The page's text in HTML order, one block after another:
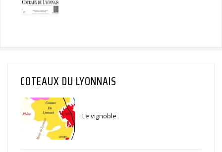
COTEAUX DU LYONNAIS
Le vignoble